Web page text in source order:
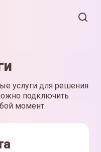
услуги для решения
подключить
момент.